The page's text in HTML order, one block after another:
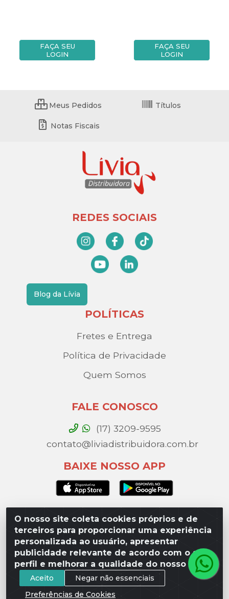
FAÇA SEU
LOGIN
FAÇA SEU
LOGIN
O nosso site coleta cookies próprios e de
terceiros para proporcionar uma experiência
personalizada ao usuário, apresentar
publicidade relevante de acordo com o seu
perfil e melhorar a qualidade do nosso site.
Aceito
Negar não essenciais
Preferências de Cookies
Meus Pedidos Títulos
Notas Fiscais
REDES SOCIAIS
Blog da Lívia
POLÍTICAS
Fretes e Entrega
Política de Privacidade
Quem Somos
FALE CONOSCO
(17) 3209-9595
contato@liviadistribuidora.com.br
BAIXE NOSSO APP
Lívia Distribuidora - Av. Percy Gandini, 329 – Vila
Toninho, São José do Rio Preto / SP - CEP 15077-
000 - CNPJ 49.975.923/0003-10